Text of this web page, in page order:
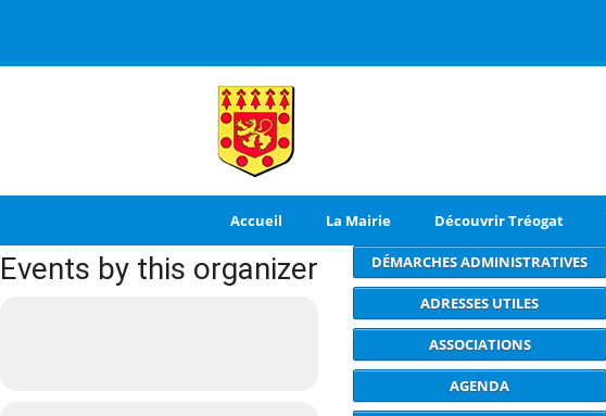
Accueil La Mairie Découvrir Tréogat
Events by this organizer DÉMARCHES ADMINISTRATIVES
ADRESSES UTILES
ASSOCIATIONS
AGENDA